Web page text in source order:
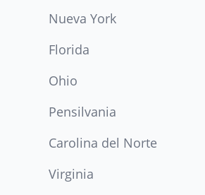
Nueva York
Florida
Ohio
Pensilvania
Carolina del Norte
Virginia